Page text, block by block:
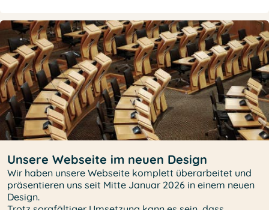
Unsere Webseite im neuen Design
Wir haben unsere Webseite komplett überarbeitet und
präsentieren uns seit Mitte Januar 2026 in einem neuen
Design.